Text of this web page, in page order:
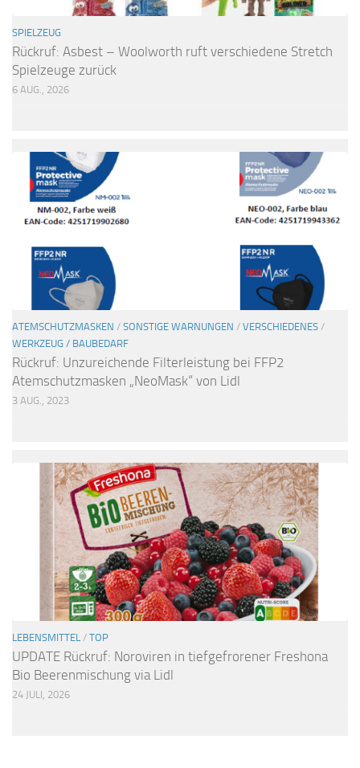
SPIELZEUG
Rückruf: Asbest – Woolworth ruft verschiedene Stretch
Spielzeuge zurück
6 AUG., 2026
ATEMSCHUTZMASKEN / SONSTIGE WARNUNGEN / VERSCHIEDENES /
WERKZEUG / BAUBEDARF
Rückruf: Unzureichende Filterleistung bei FFP2
Atemschutzmasken „NeoMask“ von Lidl
3 AUG., 2023
LEBENSMITTEL / TOP
UPDATE Rückruf: Noroviren in tiefgefrorener Freshona
Bio Beerenmischung via Lidl
24 JULI, 2026